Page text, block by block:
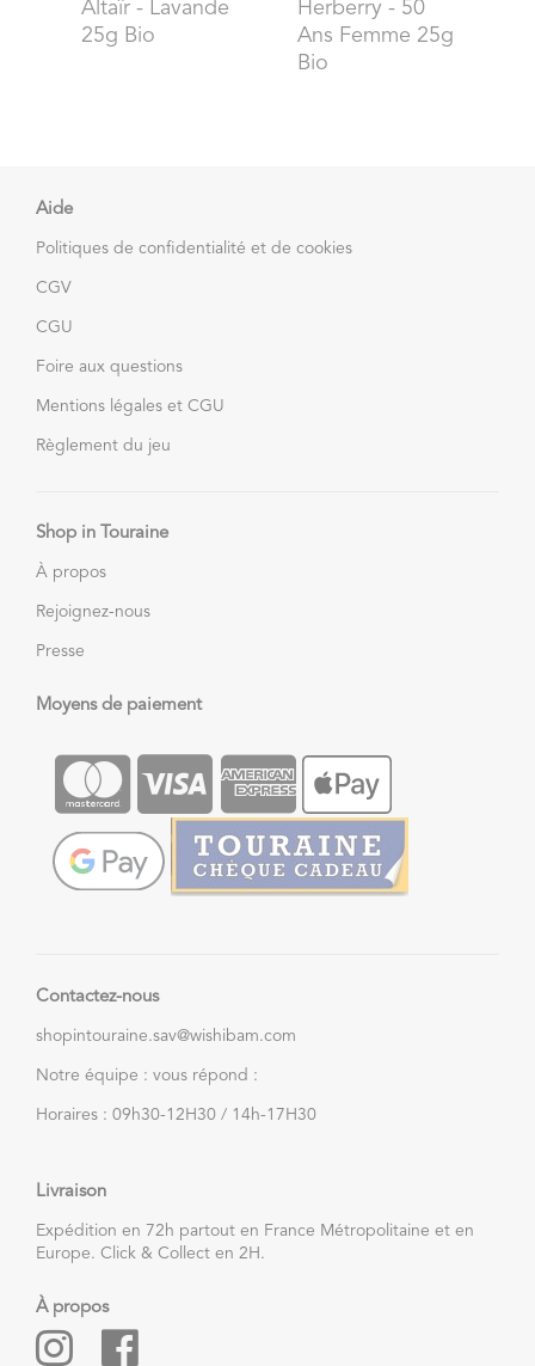
Altaïr - Lavande
25g Bio
Herberry- 50
Ans Femme 25g
Bio
Aide
Politiques de confidentialité et de cookies
CGV
CGU
Foire aux questions
Mentions légales et CGU
Règlement du jeu
Shop in Touraine
À propos
Rejoignez-nous
Presse
Moyens de paiement
Contactez-nous
shopintouraine.sav@wishibam.com
Notre équipe : vous répond :
Horaires : 09h30-12H30 / 14h-17H30
Livraison
Expédition en 72h partout en France Métropolitaine et en
Europe. Click & Collect en 2H.
À propos